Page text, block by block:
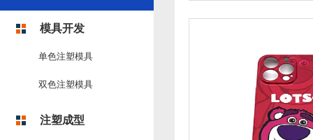
模具开发
单色注塑模具
双色注塑模具
注塑成型